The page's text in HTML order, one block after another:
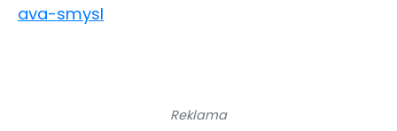
ava-smysl
Reklama